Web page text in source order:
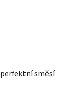
směsí